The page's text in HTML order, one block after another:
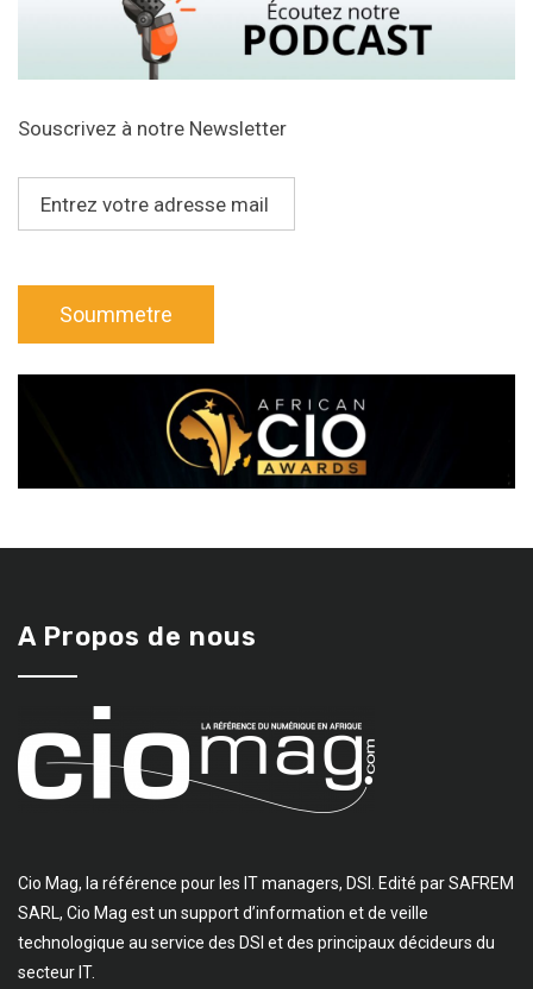
Souscrivez à notre Newsletter
A Propos de nous
Cio Mag, la référence pour les IT managers, DSI. Edité par SAFREM
SARL, Cio Mag est un support d’information et de veille
technologique au service des DSI et des principaux décideurs du
secteur IT.